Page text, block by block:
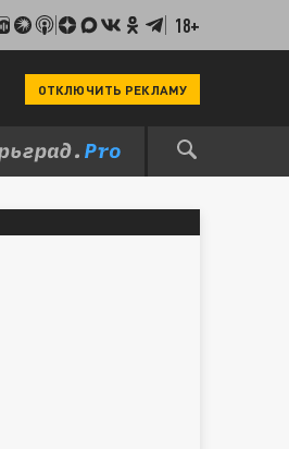
18+
ОТКЛЮЧИТЬ РЕКЛАМУ